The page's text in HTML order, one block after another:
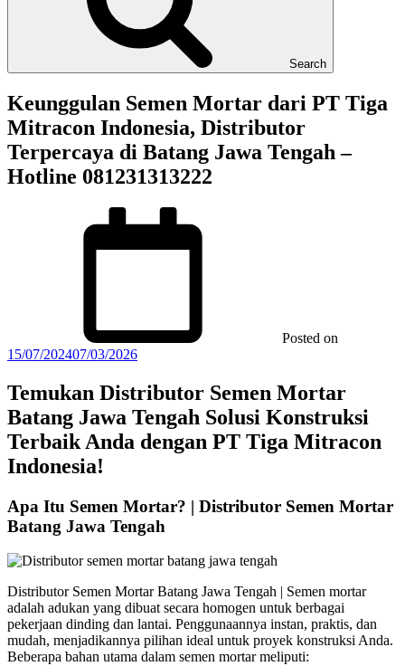
Search
Keunggulan Semen Mortar dari PT Tiga
Mitracon Indonesia, Distributor
Terpercaya di Batang Jawa Tengah –
Hotline 081231313222
Posted on
15/07/202407/03/2026
Temukan Distributor Semen Mortar
Batang Jawa Tengah Solusi Konstruksi
Terbaik Anda dengan PT Tiga Mitracon
Indonesia!
Apa Itu Semen Mortar? | Distributor Semen Mortar
Batang Jawa Tengah
Distributor Semen Mortar Batang Jawa Tengah | Semen mortar
adalah adukan yang dibuat secara homogen untuk berbagai
pekerjaan dinding dan lantai. Penggunaannya instan, praktis, dan
mudah, menjadikannya pilihan ideal untuk proyek konstruksi Anda.
Beberapa bahan utama dalam semen mortar meliputi: